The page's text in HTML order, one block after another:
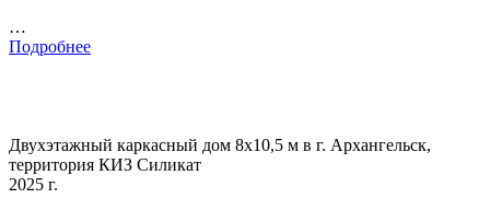
…
Подробнее
Двухэтажный каркасный дом 8х10,5 м в г. Архангельск,
территория КИЗ Силикат
2025 г.